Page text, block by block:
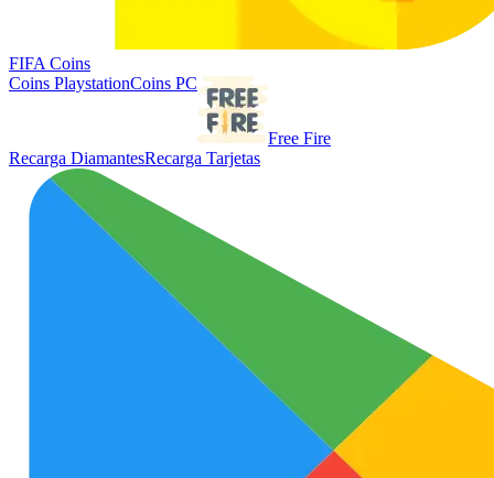
FIFA Coins
Coins PlaystationCoins PC
Free Fire
Recarga DiamantesRecarga Tarjetas